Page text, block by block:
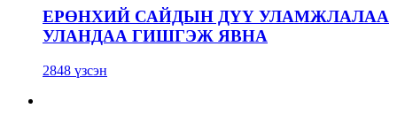
ЕРӨНХИЙ САЙДЫН ДҮҮ УЛАМЖЛАЛАА
УЛАНДАА ГИШГЭЖ ЯВНА
2848 үзсэн